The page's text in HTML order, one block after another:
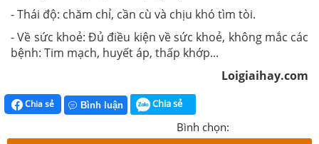
- Thái độ: chăm chỉ, cần cù và chịu khó tìm tòi.
- Về sức khoẻ: Đủ điều kiện về sức khoẻ, không mắc các
bệnh: Tim mạch, huyết áp, thấp khớp...
Loigiaihay.com
Chia sẻ Bình luận Chia sẻ
Bình chọn: